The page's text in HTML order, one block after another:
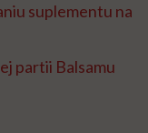
suplementu na
partii Balsamu